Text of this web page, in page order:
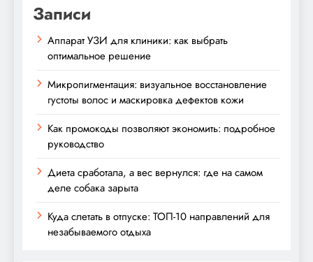
Записи
Аппарат УЗИ для клиники: как выбрать
оптимальное решение
Микропигментация: визуальное восстановление
густоты волос и маскировка дефектов кожи
Как промокоды позволяют экономить: подробное
руководство
Диета сработала, а вес вернулся: где на самом
деле собака зарыта
Куда слетать в отпуске: ТОП-10 направлений для
незабываемого отдыха